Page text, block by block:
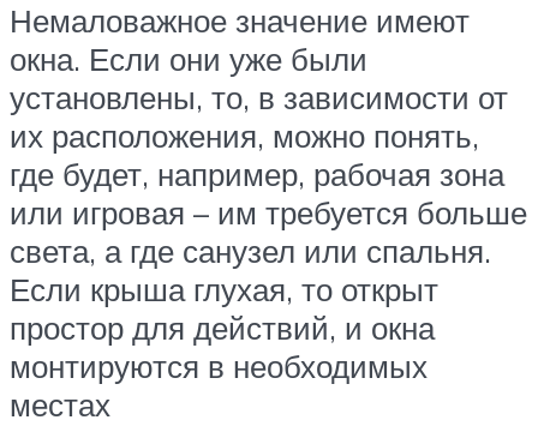
Немаловажное значение имеют
окна. Если они уже были
установлены, то, в зависимости от
их расположения, можно понять,
где будет, например, рабочая зона
или игровая – им требуется больше
света, а где санузел или спальня.
Если крыша глухая, то открыт
простор для действий, и окна
монтируются в необходимых
местах